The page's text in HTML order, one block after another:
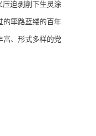
压迫剥削下生灵涂
的筚路蓝缕的百年
富、形式多样的党